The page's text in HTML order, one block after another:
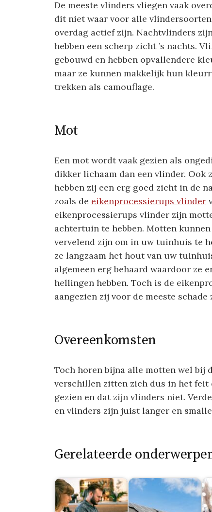
De meeste vlinders vliegen vaak
dit niet waar voor alle
overdag actief zijn. Nachtvlinders
hebben een scherp zicht ’s nachts.
gebouwd en hebben opvallendere
maar ze kunnen makkelijk hun
trekken als camouflage.
Mot
Een mot wordt vaak gezien als
dikker lichaam dan een vlinder.
hebben zij een erg goed zicht in de
zoals de eikenprocessierups vlinder
eikenprocessierups vlinder zijn
achtertuin te hebben. Motten
vervelend zijn om in uw tuinhuis te
ze langzaam het hout van uw
algemeen erg behaard waardoor ze
hellingen hebben. Toch is de
aangezien zij voor de meeste
Overeenkomsten
Toch horen bijna alle motten wel bij
verschillen zitten zich dus in het
gezien en dat zijn vlinders niet.
en vlinders zijn juist langer en
Gerelateerde